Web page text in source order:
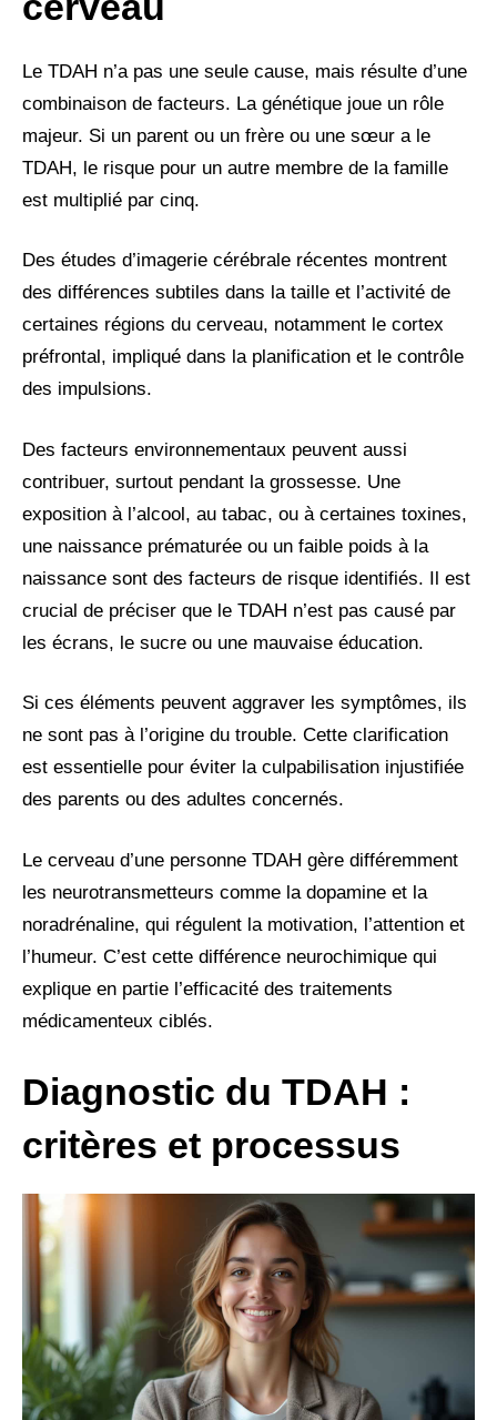
Le TDAH n’a pas une seule cause, mais résulte d’une
combinaison de facteurs. La génétique joue un rôle
majeur. Si un parent ou un frère ou une sœur a le
TDAH, le risque pour un autre membre de la famille
est multiplié par cinq.
Des études d’imagerie cérébrale récentes montrent
des différences subtiles dans la taille et l’activité de
certaines régions du cerveau, notamment le cortex
préfrontal, impliqué dans la planification et le contrôle
des impulsions.
Des facteurs environnementaux peuvent aussi
contribuer, surtout pendant la grossesse. Une
exposition à l’alcool, au tabac, ou à certaines toxines,
une naissance prématurée ou un faible poids à la
naissance sont des facteurs de risque identifiés. Il est
crucial de préciser que le TDAH n’est pas causé par
les écrans, le sucre ou une mauvaise éducation.
Si ces éléments peuvent aggraver les symptômes, ils
ne sont pas à l’origine du trouble. Cette clarification
est essentielle pour éviter la culpabilisation injustifiée
des parents ou des adultes concernés.
Le cerveau d’une personne TDAH gère différemment
les neurotransmetteurs comme la dopamine et la
noradrénaline, qui régulent la motivation, l’attention et
l’humeur. C’est cette différence neurochimique qui
explique en partie l’efficacité des traitements
médicamenteux ciblés.
Diagnostic du TDAH :
critères et processus